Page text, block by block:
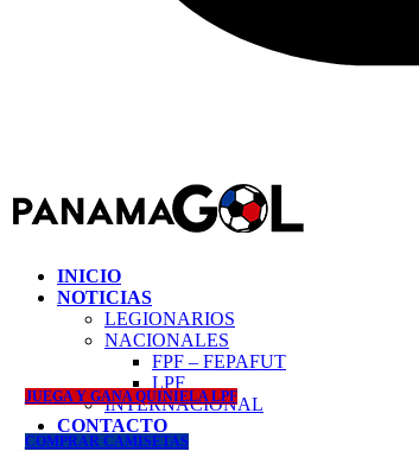
INICIO
NOTICIAS
LEGIONARIOS
NACIONALES
FPF – FEPAFUT
LPF
INTERNACIONAL
CONTACTO
JUEGA Y GANA QUINIELA LPF
COMPRAR CAMISETAS